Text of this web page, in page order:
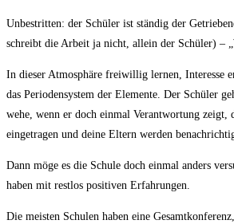
Unbestritten: der Schüler ist ständig der
schreibt die Arbeit ja nicht, allein der Schüler) –
In dieser Atmosphäre freiwillig lernen, Interesse
das Periodensystem der Elemente. Der Schüler
wehe, wenn er doch einmal Verantwortung
eingetragen und deine Eltern werden
Dann möge es die Schule doch einmal anders
haben mit restlos positiven Erfahrungen.
Die meisten Schulen haben eine